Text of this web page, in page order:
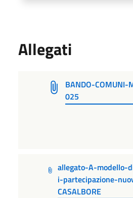
Allegati
BANDO-COMUNI-
025
allegato-A-modello-
i-partecipazione-
CASALBORE